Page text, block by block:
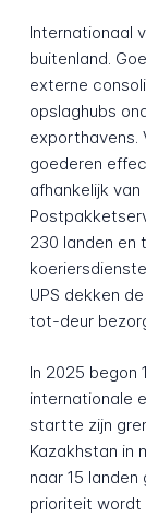
Internationaal
buitenland.
externe
opslaghubs
exporthavens.
goederen
afhankelijk
230 landen en
UPS dekken
tot-deur
In 2025 begon
internationale
startte zijn
Kazakhstan in
naar 15
prioriteit wordt